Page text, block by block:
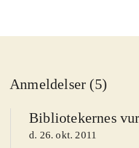
Anmeldelser (5)
Bibliotekernes
d. 26. okt. 2011